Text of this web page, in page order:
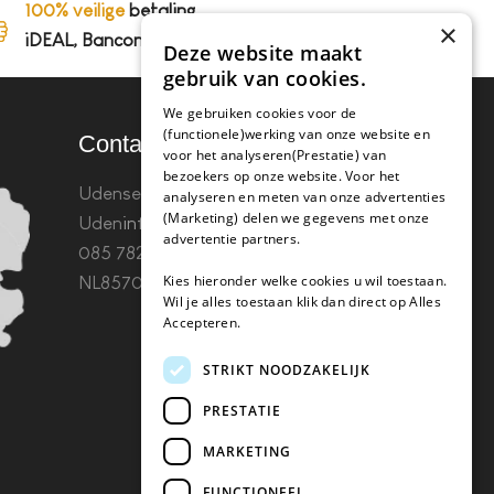
100% veiligebetaling,
iDEAL, Bancontact en op rekening
Contact
Udenseweg 8B 5405 PA
Udeninfo(@)koffie-tabletten.nlTel.
085 782 5578KvK 67529623 Btw:
NL857053759B01
×
Deze website maakt
gebruik van cookies.
We gebruiken cookies voor de
(functionele)werking van onze website en
voor het analyseren(Prestatie) van
bezoekers op onze website. Voor het
analyseren en meten van onze advertenties
(Marketing) delen we gegevens met onze
advertentie partners.
Kies hieronder welke cookies u wil toestaan.
Wil je alles toestaan klik dan direct op Alles
Accepteren.
STRIKT NOODZAKELIJK
PRESTATIE
MARKETING